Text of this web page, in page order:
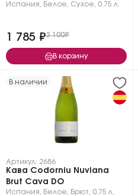
Испания Белое Сухое 0.75 л.
1 785 ₽2 100₽
В корзину
В наличии
Артикул: 2686
Кава Codorniu Nuviana
Brut Cava DO
Испания Белое Брют 0.75 л.